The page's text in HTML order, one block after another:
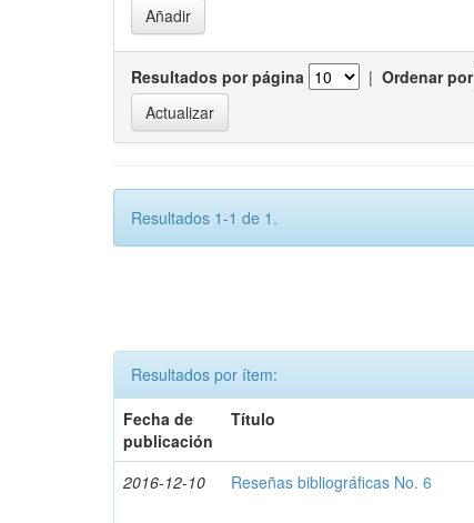
Resultados por página | Ordenar por
Resultados 1-1 de 1.
Resultados por ítem:
Fecha de
publicación
Título
2016-12-10 Reseñas bibliográficas No. 6